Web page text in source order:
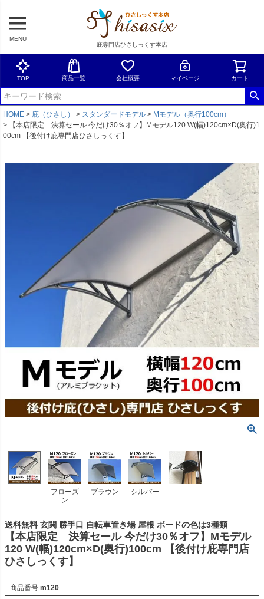
MENU
庇専門店ひさしっくす本店
TOP 商品一覧 会社概要 マイページ カート
HOME 庇（ひさし） スタンダードモデル
Mモデル（奥行100cm）
【本店限定 決算セール 今だけ30％オフ】Mモデル120 W(幅)120cm×D(奥行)1
00cm 【後付け庇専門店ひさしっくす】
フローズ
ン
ブラウン シルバー
送料無料 玄関 勝手口 自転車置き場 屋根 ボードの色は3種類
【本店限定 決算セール 今だけ30％オフ】Mモデル
120 W(幅)120cm×D(奥行)100cm 【後付け庇専門店
ひさしっくす】
商品番号 m120